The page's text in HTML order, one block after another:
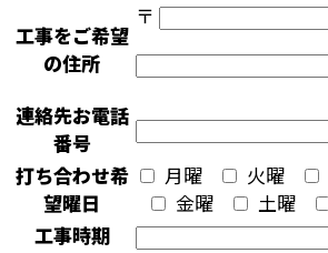
工事をご希望
の住所
〒
連絡先お電話
番号
打ち合わせ希
望曜日
月曜 火曜
金曜
土曜
工事時期